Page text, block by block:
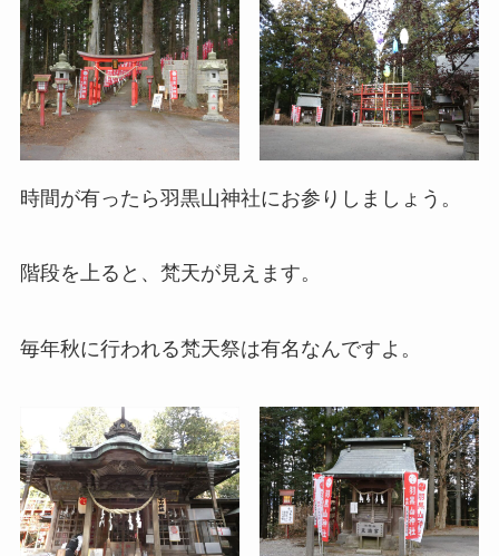
時間が有ったら羽黒山神社にお参りしましょう。
階段を上ると、梵天が見えます。
毎年秋に行われる梵天祭は有名なんですよ。